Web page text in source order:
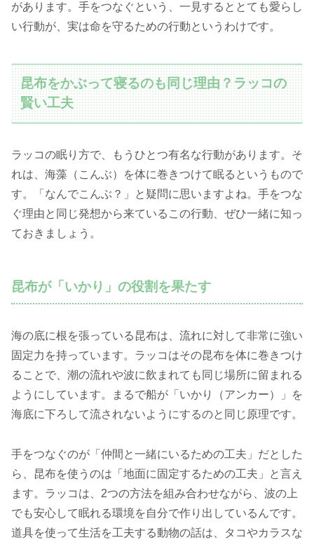
があります。手をつなぐという、一見するととても愛らし
い行動が、実は命を守るための行動というわけです。
昆布をかぶって寝るのも同じ理由？ラッコの
賢い工夫
ラッコの眠り方で、もうひとつ有名な行動があります。そ
れは、海藻（こんぶ）を体に巻きつけて眠るというもので
す。「なんでこんぶ？」と疑問に思いますよね。手をつな
ぐ理由と同じ発想から来ているこの行動、ぜひ一緒に知っ
ておきましょう。
昆布が「いかり」の役割を果たす
海の底に根を張っている昆布は、流れに対して非常に強い
固定力を持っています。ラッコはその昆布を体に巻きつけ
ることで、潮の流れや波に飲まれても同じ場所に留まれる
ようにしています。まるで船が「いかり（アンカー）」を
海底に下ろして流されないようにするのと同じ原理です。
手をつなぐのが「仲間と一緒にいるための工夫」だとした
ら、昆布を使うのは「地面に固定するための工夫」と言え
ます。ラッコは、2つの方法を組み合わせながら、波の上
でも安心して眠れる環境を自分で作り出しているんです。
道具を使って生活を工夫する動物の話は、タコやカラスな